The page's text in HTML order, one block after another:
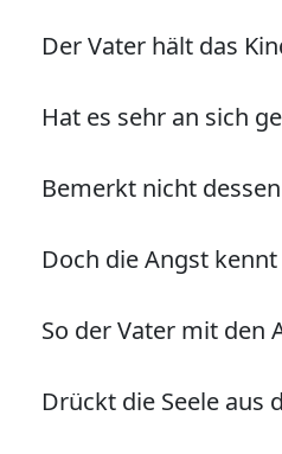
Der Vater hält das
Hat es sehr an sich
Bemerkt nicht
Doch die Angst
So der Vater mit den
Drückt die Seele aus